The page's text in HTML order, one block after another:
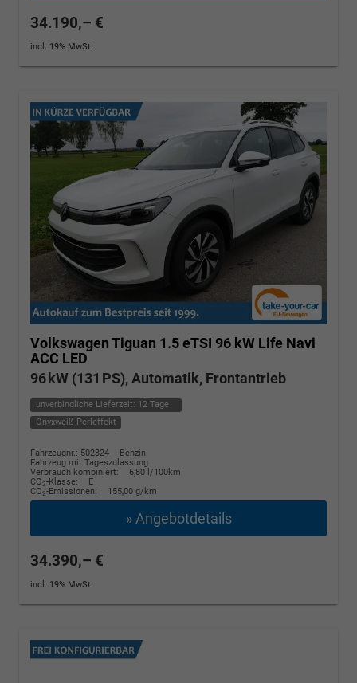
34.190,– €
incl. 19% MwSt.
Volkswagen Tiguan 1.5 eTSI 96 kW Life Navi
ACC LED
96 kW (131 PS), Automatik, Frontantrieb
unverbindliche Lieferzeit: 12 Tage
Onyxweiß Perleffekt
Fahrzeugnr.: 502324
Benzin
Fahrzeug mit Tageszulassung
Verbrauch kombiniert:
6,80 l/100km
CO2-Klasse:
E
CO2-Emissionen: 155,00 g/km
» Angebotdetails
34.390,– €
incl. 19% MwSt.